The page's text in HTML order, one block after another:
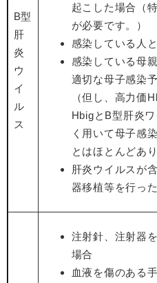
B型
肝
炎
ウ
イ
ル
ス
起こした場合（
が必要です。）
感染している人
感染している母
適切な母子感染
（但し、高力価
HbigとB型肝炎
く用いて母子感
とはほとんどあ
肝炎ウイルスが
器移植等を行っ
注射針、注射器
場合
血液を傷のある